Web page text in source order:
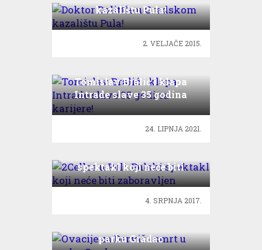
kazalištu Pula!
2. VELJAČE 2015.
Tomislav Bralić i klapa
Intrade slave 35 godina
karijere!
24. LIPNJA 2021.
spektakl koji neće biti
zaboravljen
4. SRPNJA 2017.
parku Gradac